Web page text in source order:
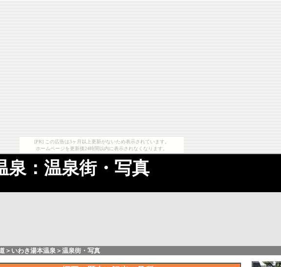
[PR] この広告は3ヶ月以上更新がないため表示されています。
ホームページを更新後24時間以内に表示されなくなります。
：温泉街・写真
＞ いわき湯本温泉 ＞温泉街・写真